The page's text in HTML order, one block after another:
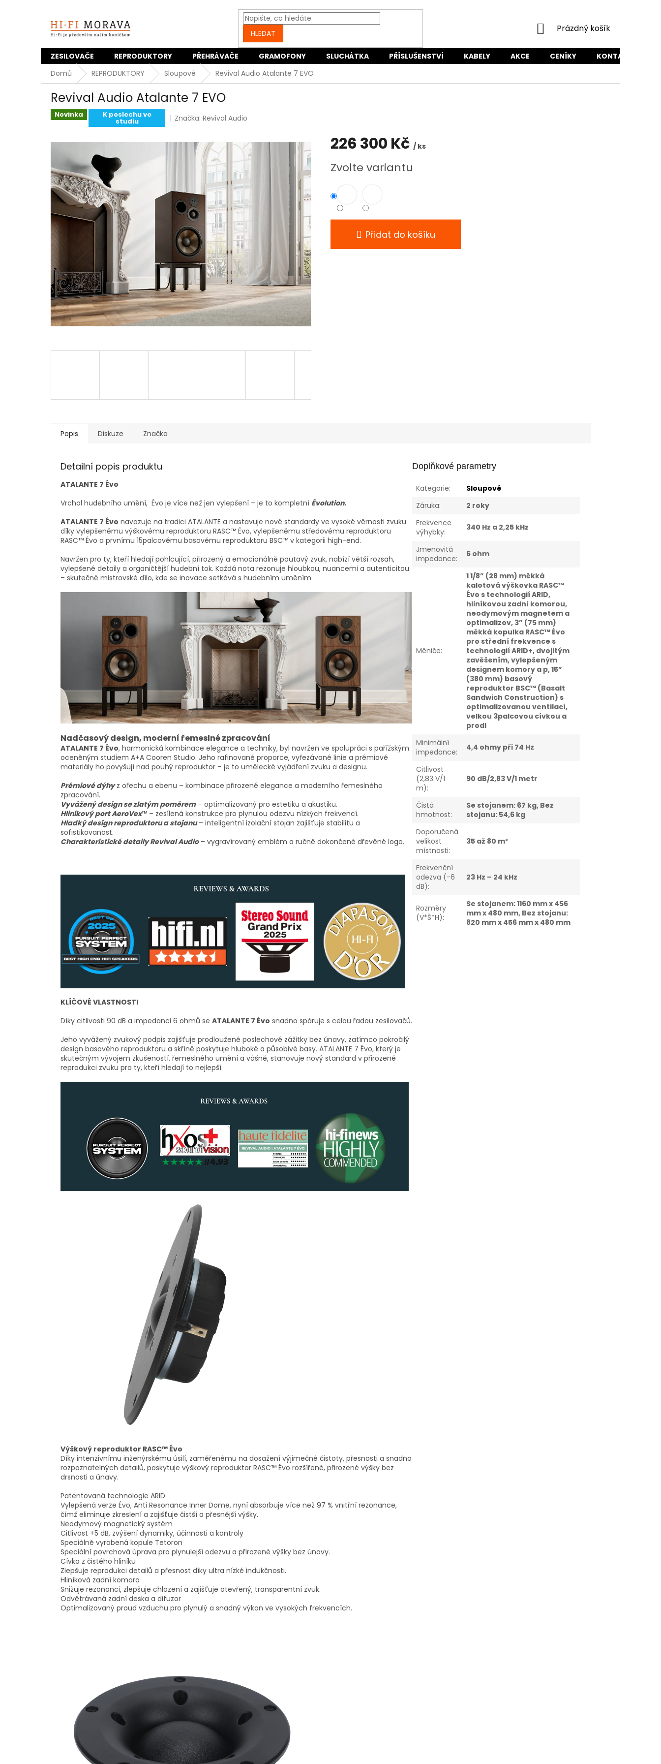
HLEDAT
NÁKUPNÍ
Prázdný košík
ZESILOVAČE REPRODUKTORY PŘEHRÁVAČE GRAMOFONY SLUCHÁTKA PŘÍSLUŠENSTVÍ KABELY AKCE CENÍKY KONTAKTY
Domů
REPRODUKTORY Sloupové Revival Audio Atalante 7 EVO
Revival Audio Atalante 7 EVO
Novinka K poslechu ve
studiu Značka:Revival Audio
226 300 Kč / ks
cena:
Zvolte variantu
Přidat do košíku
Popis Diskuze Značka
Detailní popis produktu
ATALANTE 7 Évo
Vrchol hudebního umění, Évo je více než jen vylepšení – je to kompletní Évolution.
ATALANTE 7 Évo navazuje na tradici ATALANTE a nastavuje nové standardy ve vysoké věrnosti zvuku
díky vylepšenému výškovému reproduktoru RASC™ Évo, vylepšenému středovému reproduktoru
RASC™ Évo a prvnímu 15palcovému basovému reproduktoru BSC™ v kategorii high-end.
Navržen pro ty, kteří hledají pohlcující, přirozený a emocionálně poutavý zvuk, nabízí větší rozsah,
vylepšené detaily a organičtější hudební tok. Každá nota rezonuje hloubkou, nuancemi a autenticitou
– skutečné mistrovské dílo, kde se inovace setkává s hudebním uměním.
Nadčasový design, moderní řemeslné zpracování
ATALANTE 7 Évo, harmonická kombinace elegance a techniky, byl navržen ve spolupráci s pařížským
oceněným studiem A+A Cooren Studio. Jeho rafinované proporce, vyřezávané linie a prémiové
materiály ho povyšují nad pouhý reproduktor – je to umělecké vyjádření zvuku a designu.
Prémiové dýhyz ořechu a ebenu – kombinace přirozené elegance a moderního řemeslného
zpracování.
Vyvážený design se zlatým poměrem– optimalizovaný pro estetiku a akustiku.
Hliníkový port AeroVex™ – zesílená konstrukce pro plynulou odezvu nízkých frekvencí.
Hladký design reproduktoru a stojanu– inteligentní izolační stojan zajišťuje stabilitu a
sofistikovanost.
Charakteristické detaily Revival Audio– vygravírovaný emblém a ručně dokončené dřevěné logo.
KLÍČOVÉ VLASTNOSTI
Díky citlivosti 90 dB a impedanci 6 ohmů se ATALANTE 7 Évo snadno spáruje s celou řadou zesilovačů.
Jeho vyvážený zvukový podpis zajišťuje prodloužené poslechové zážitky bez únavy, zatímco pokročilý
design basového reproduktoru a skříně poskytuje hluboké a působivé basy. ATALANTE 7 Évo, který je
skutečným vývojem zkušeností, řemeslného umění a vášně, stanovuje nový standard v přirozené
reprodukci zvuku pro ty, kteří hledají to nejlepší.
Výškový reproduktor RASC™ Évo
Díky intenzivnímu inženýrskému úsilí, zaměřenému na dosažení výjimečné čistoty, přesnosti a snadno
rozpoznatelných detailů, poskytuje výškový reproduktor RASC™ Évo rozšířené, přirozené výšky bez
drsnosti a únavy.
Patentovaná technologie ARID
Vylepšená verze Évo, Anti Resonance Inner Dome, nyní absorbuje více než 97 % vnitřní rezonance,
čímž eliminuje zkreslení a zajišťuje čistší a přesnější výšky.
Neodymový magnetický systém
Citlivost +5 dB, zvýšení dynamiky, účinnosti a kontroly
Speciálně vyrobená kopule Tetoron
Speciální povrchová úprava pro plynulejší odezvu a přirozené výšky bez únavy.
Cívka z čistého hliníku
Zlepšuje reprodukci detailů a přesnost díky ultra nízké indukčnosti.
Hliníková zadní komora
Snižuje rezonanci, zlepšuje chlazení a zajišťuje otevřený, transparentní zvuk.
Odvětrávaná zadní deska a difuzor
Optimalizovaný proud vzduchu pro plynulý a snadný výkon ve vysokých frekvencích.
Doplňkové parametry
Kategorie:
Sloupové
Záruka:
2 roky
Frekvence
výhybky: 340 Hz a 2,25 kHz
Jmenovitá
impedance: 6 ohm
Měniče:
1 1/8” (28 mm) měkká
kalotová výškovka RASC™
Évo s technologií ARID,
hliníkovou zadní komorou,
neodymovým magnetem a
optimalizov, 3” (75 mm)
měkká kopulka RASC™ Évo
pro střední frekvence s
technologií ARID+, dvojitým
zavěšením, vylepšeným
designem komory a p, 15”
(380 mm) basový
reproduktor BSC™ (Basalt
Sandwich Construction) s
optimalizovanou ventilací,
velkou 3palcovou cívkou a
prodl
Minimální
impedance: 4,4 ohmy při 74 Hz
Citlivost
(2,83 V/1
m):
90 dB/2,83 V/1 metr
Čistá
hmotnost:
Se stojanem: 67 kg, Bez
stojanu: 54,6 kg
Doporučená
velikost
místnosti:
35 až 80 m²
Frekvenční
odezva (-6
dB):
23 Hz – 24 kHz
Rozměry
(V*Š*H):
Se stojanem: 1160 mm x 456
mm x 480 mm, Bez stojanu:
820 mm x 456 mm x 480 mm